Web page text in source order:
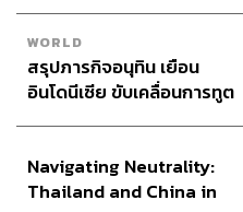
WORLD
สรุปภารกิจอนุทิน เยือน
อินโดนีเซีย ขับเคลื่อนการทูต
อินโดนีเซีย
Navigating Neutrality:
Thailand and China in